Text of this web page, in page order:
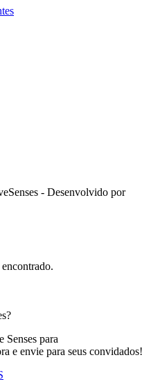
- Desenvolvido por
Senses para
e envie para seus convidados!